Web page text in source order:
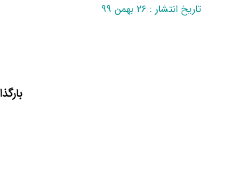
تاریخ انتشار : ۲۶ بهمن ۹۹